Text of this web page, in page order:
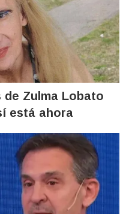
Zulma Lobato
está ahora